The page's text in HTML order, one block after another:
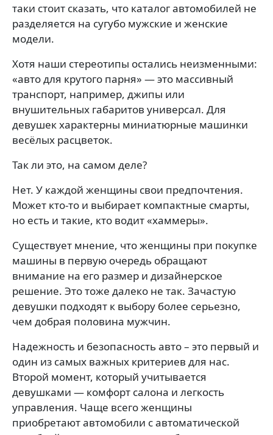
таки стоит сказать, что каталог автомобилей не
разделяется на сугубо мужские и женские
модели.
Хотя наши стереотипы остались неизменными:
«авто для крутого парня» — это массивный
транспорт, например, джипы или
внушительных габаритов универсал. Для
девушек характерны миниатюрные машинки
весёлых расцветок.
Так ли это, на самом деле?
Нет. У каждой женщины свои предпочтения.
Может кто-то и выбирает компактные смарты,
но есть и такие, кто водит «хаммеры».
Существует мнение, что женщины при покупке
машины в первую очередь обращают
внимание на его размер и дизайнерское
решение. Это тоже далеко не так. Зачастую
девушки подходят к выбору более серьезно,
чем добрая половина мужчин.
Надежность и безопасность авто – это первый и
один из самых важных критериев для нас.
Второй момент, который учитывается
девушками — комфорт салона и легкость
управления. Чаще всего женщины
приобретают автомобили с автоматической